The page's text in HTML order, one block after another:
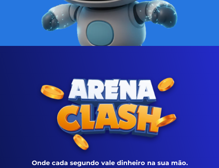
Onde cada segundo vale dinheiro na sua mão.